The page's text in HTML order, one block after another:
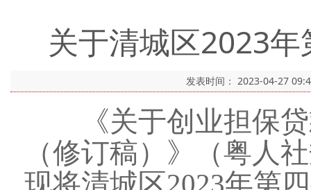
关于清城区2023
发表时间： 2023-04-27
《关于创业担保贷
（修订稿）》（粤人